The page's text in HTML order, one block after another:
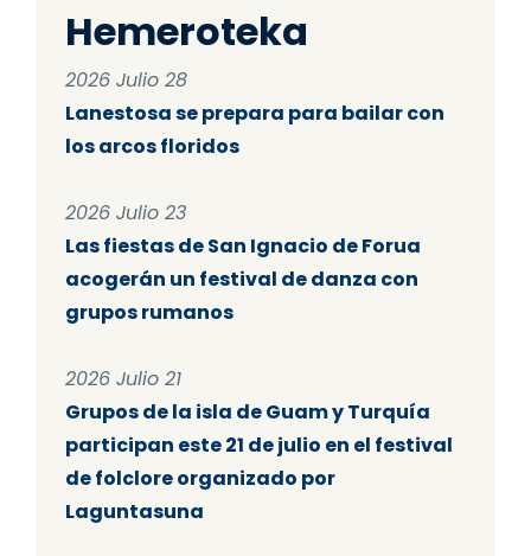
Hemeroteka
2026 Julio 28
Lanestosa se prepara para bailar con
los arcos floridos
2026 Julio 23
Las fiestas de San Ignacio de Forua
acogerán un festival de danza con
grupos rumanos
2026 Julio 21
Grupos de la isla de Guam y Turquía
participan este 21 de julio en el festival
de folclore organizado por
Laguntasuna